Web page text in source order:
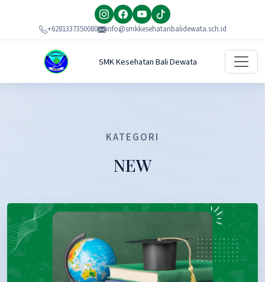
+6281337350080 info@smkkesehatanbalidewata.sch.id
SMK Kesehatan Bali Dewata
KATEGORI
NEW